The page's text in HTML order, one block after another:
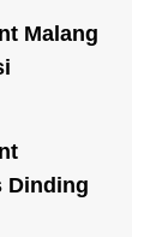
Malang
Dinding